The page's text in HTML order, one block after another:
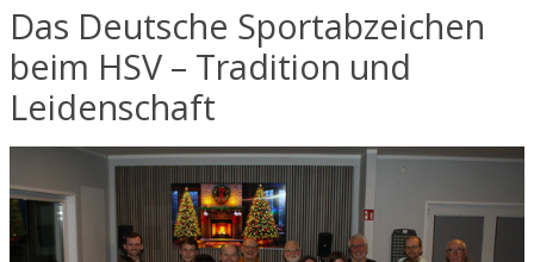
Das Deutsche Sportabzeichen
beim HSV – Tradition und
Leidenschaft